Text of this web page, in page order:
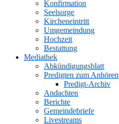
Konfirmation
Seelsorge
Kircheneintritt
Umgemeindung
Hochzeit
Bestattung
Mediathek
Abkündigungsblatt
Predigten zum Anhören
Predigt-Archiv
Andachten
Berichte
Gemeindebriefe
Livestreams